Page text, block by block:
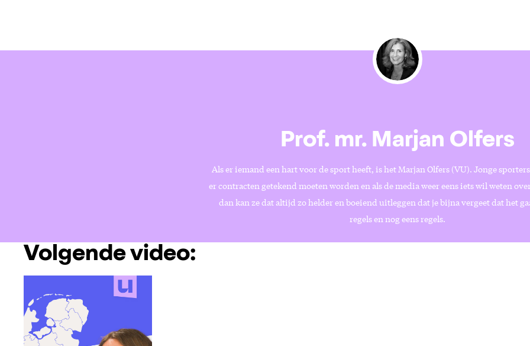
Prof. mr. Marjan Olfers
Als er iemand een hart voor de sport heeft, is het Marjan Olfers (VU). Jonge
er contracten getekend moeten worden en als de media weer eens iets wil weten
dan kan ze dat altijd zo helder en boeiend uitleggen dat je bijna vergeet dat het
regels en nog eens regels.
Volgende video: